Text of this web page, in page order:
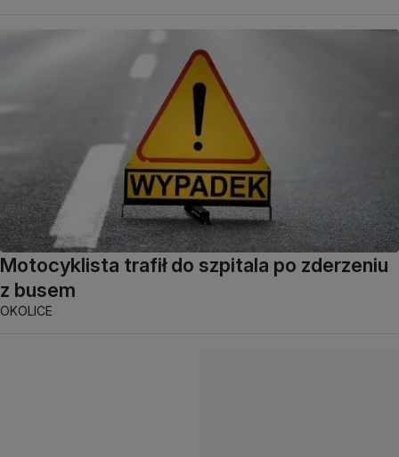
Motocyklista trafił do szpitala po zderzeniu
z busem
OKOLICE